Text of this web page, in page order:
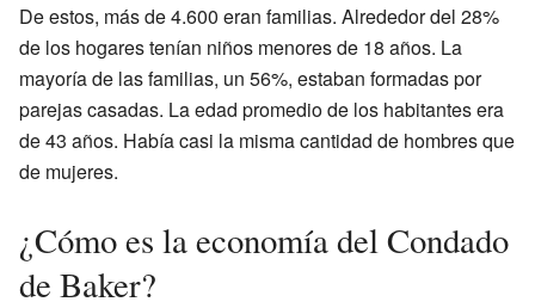
De estos, más de 4.600 eran familias. Alrededor del 28%
de los hogares tenían niños menores de 18 años. La
mayoría de las familias, un 56%, estaban formadas por
parejas casadas. La edad promedio de los habitantes era
de 43 años. Había casi la misma cantidad de hombres que
de mujeres.
¿Cómo es la economía del Condado
de Baker?